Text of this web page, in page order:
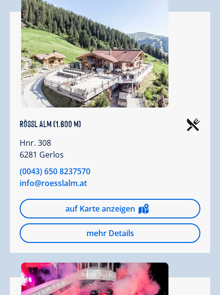
Rössl Alm (1.600 m)
Hnr. 308
6281 Gerlos
(0043) 650 8237570
info@roesslalm.at
auf Karte anzeigen
mehr Details